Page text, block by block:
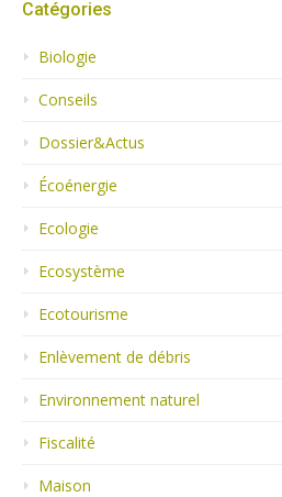
Catégories
Biologie
Conseils
Dossier&Actus
Écoénergie
Ecologie
Ecosystème
Ecotourisme
Enlèvement de débris
Environnement naturel
Fiscalité
Maison